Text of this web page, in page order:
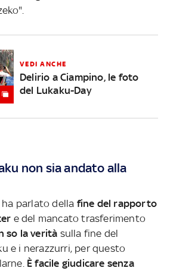
VEDI ANCHE
Delirio a Ciampino, le foto
del Lukaku-Day
non sia andato alla
parlato della fine del rapporto
e del mancato trasferimento
so la verità sulla fine del
e i nerazzurri, per questo
È facile giudicare senza